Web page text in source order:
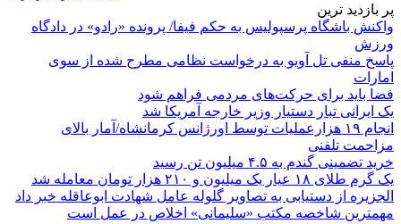
پر بازدید ترین
واکنش باشگاه پرسپولیس به حکم فیفا/ پرونده «رادو» در دادگاه
ورزش
پاسخ منفی تل آویو به درخواست نظامی مطرح شده از سوی
امارات
فضا باید برای حرکت‌های مردمی فراهم شود
یک ایرانی تبار دستیار وزیر خارجه آمریکا شد
انجام ۱۹ هزارعملیات توسط اورژانس کرمانشاه/آمار بالای
مزاحمت تلفنی
خرید تضمینی گندم به ۴.۵ میلیون تن رسید
یک گرم طلای ۱۸ عیار یک میلیون و ۲۱۰ هزار تومان معامله شد
الجزیره از دستیابی به تصاویر گلوله عامل شهادت ابوعاقله خبر داد
مهمترین شاخصه مکتب «سلیمانی» اخلاص در عمل است